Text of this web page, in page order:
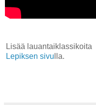
Lisää lauantaiklassikoita
Lepiksen sivu lla.